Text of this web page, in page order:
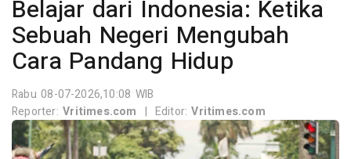
Belajar dari Indonesia: Ketika
Sebuah Negeri Mengubah
Cara Pandang Hidup
Rabu 08-07-2026,10:08 WIB
Reporter:Vritimes.com | Editor:Vritimes.com